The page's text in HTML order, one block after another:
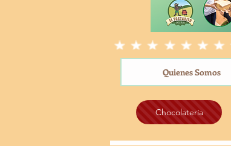
Quienes Somos
Chocolatería